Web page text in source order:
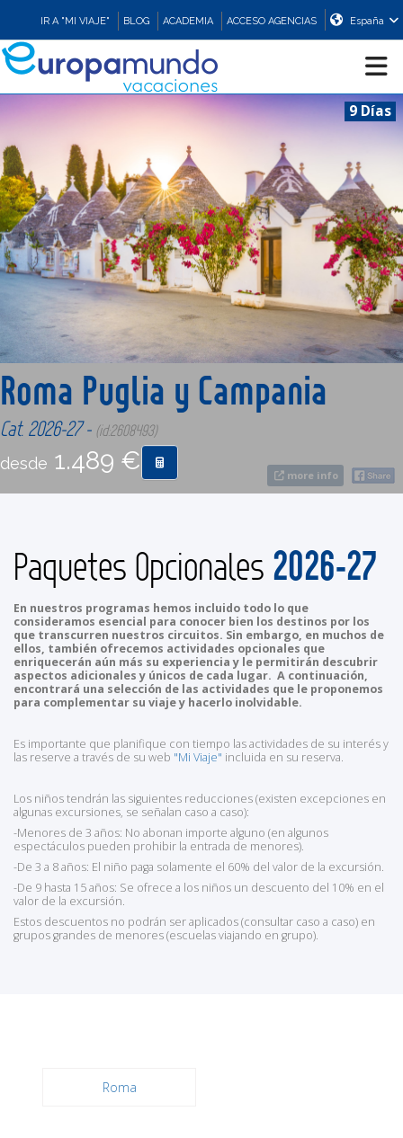
IR A "MI VIAJE" BLOG ACADEMIA ACCESO AGENCIAS España
EUROPA
ASIA
ORIENTE
PROMOCIONES
COMPRAR
CONTACTO
9 Días
more info
Roma Puglia y Campania
Cat. 2026-27 - (id:2608493)
desde 1.489 €
Paquetes Opcionales 2026-27
En nuestros programas hemos incluido todo lo que
consideramos esencial para conocer bien los destinos por los
que transcurren nuestros circuitos. Sin embargo, en muchos de
ellos, también ofrecemos actividades opcionales que
enriquecerán aún más su experiencia y le permitirán descubrir
aspectos adicionales y únicos de cada lugar. A continuación,
encontrará una selección de las actividades que le proponemos
para complementar su viaje y hacerlo inolvidable.
Es importante que planifique con tiempo las actividades de su interés y
las reserve a través de su web "Mi Viaje" incluida en su reserva.
Los niños tendrán las siguientes reducciones (existen excepciones en
algunas excursiones, se señalan caso a caso):
-Menores de 3 años: No abonan importe alguno (en algunos
espectáculos pueden prohibir la entrada de menores).
-De 3 a 8 años: El niño paga solamente el 60% del valor de la excursión.
-De 9 hasta 15 años: Se ofrece a los niños un descuento del 10% en el
valor de la excursión.
Estos descuentos no podrán ser aplicados (consultar caso a caso) en
grupos grandes de menores (escuelas viajando en grupo).
Roma